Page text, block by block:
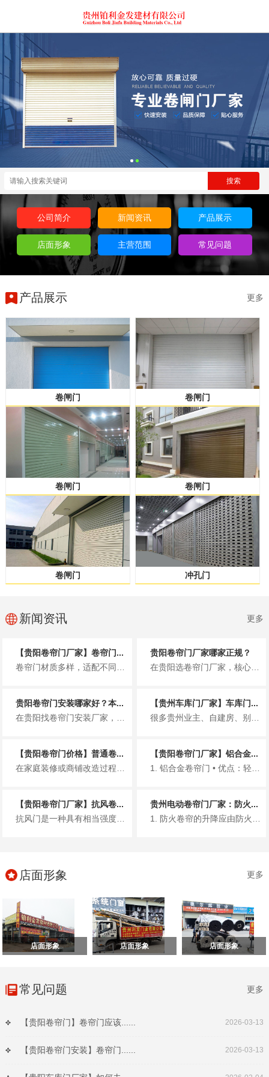
公司简介 新闻资讯 产品展示
店面形象 主营范围 常见问题
产品展示 更多
卷闸门 卷闸门
卷闸门 卷闸门
卷闸门 冲孔门
新闻资讯 更多
【贵阳卷帘门厂家】卷帘门...
卷帘门材质多样，适配不同场景，选对材质能提升使用寿命与使用体验。以下简洁介绍贵阳市场常见卷帘门材质，同时推荐贵州铂利金发...
贵阳卷帘门厂家哪家正规？
在贵阳选卷帘门厂家，核心是认准正规资质，避免无资质小作坊带来的质量、售后隐患。贵州铂利金发建材有限公司，是贵阳本地正规专...
贵阳卷帘门安装哪家好？本...
在贵阳找卷帘门安装厂家，很多人都怕遇到报价虚高、偷工减料、售后失联、安装不规范的问题。尤其贵阳多雨、多风、临街商铺多，卷...
【贵州车库门厂家】车库门...
很多贵州业主、自建房、别墅、小区车库在选门时，关心的就是车库门多少钱一平方。价格受材质、款式、电机、厚度、安装等影响很大...
【贵阳卷帘门价格】普通卷...
在家庭装修或商铺改造过程中，卷帘门因其防盗、隔音、占用空间小等优点，成为车库、店铺、仓库等场所的常见选择。对于预算规划而...
【贵阳卷帘门厂家】铝合金...
1. 铝合金卷帘门 • 优点：轻、好看、不生锈、价格适中 • 适合：小区车库、家用、商铺门...
【贵阳卷帘门厂家】抗风卷...
抗风门是一种具有相当强度和一定刚度的卷帘门，利用镀锌钢板、彩涂钢板或不锈钢板轧制的型材作为帘片，其材料厚度一般根据门洞的...
贵州电动卷帘门厂家：防火...
1. 防火卷帘的升降应由防火卷帘控制器控制。 2. 疏散通道上设置的防火卷帘的联动控制设计，应符合下列规定： ...
店面形象 更多
店面形象 店面形象 店面形象
常见问题 更多
【贵阳卷帘门】卷帘门应该...... 2026-03-13
【贵阳卷帘门安装】卷帘门...... 2026-03-13